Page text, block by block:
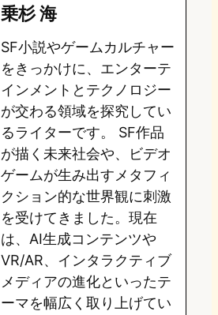
o
d
o
n
s
k
y
o
o
k
a
乗杉 海
SF小説やゲームカルチャー
をきっかけに、エンターテ
インメントとテクノロジー
が交わる領域を探究してい
るライターです。 SF作品
が描く未来社会や、ビデオ
ゲームが生み出すメタフィ
クション的な世界観に刺激
を受けてきました。現在
は、AI生成コンテンツや
VR/AR、インタラクティブ
メディアの進化といったテ
ーマを幅広く取り上げてい